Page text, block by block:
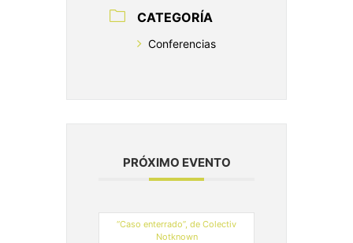
CATEGORÍA
Conferencias
PRÓXIMO EVENTO
“Caso enterrado”, de Colectiv
Notknown